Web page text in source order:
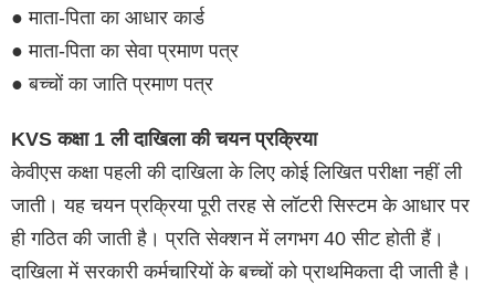
● माता-पिता का आधार कार्ड
● माता-पिता का सेवा प्रमाण पत्र
● बच्चों का जाति प्रमाण पत्र
KVS कक्षा 1 ली दाखिला की चयन प्रक्रिया
केवीएस कक्षा पहली की दाखिला के लिए कोई लिखित परीक्षा नहीं ली
जाती। यह चयन प्रक्रिया पूरी तरह से लॉटरी सिस्टम के आधार पर
ही गठित की जाती है। प्रति सेक्शन में लगभग 40 सीट होती हैं।
दाखिला में सरकारी कर्मचारियों के बच्चों को प्राथमिकता दी जाती है।